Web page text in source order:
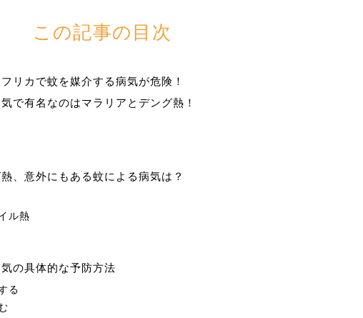
この記事の目次
リカで蚊を媒介する病気が危険！
で有名なのはマラリアとデング熱！
、意外にもある蚊による病気は？
ル熱
の具体的な予防方法
る